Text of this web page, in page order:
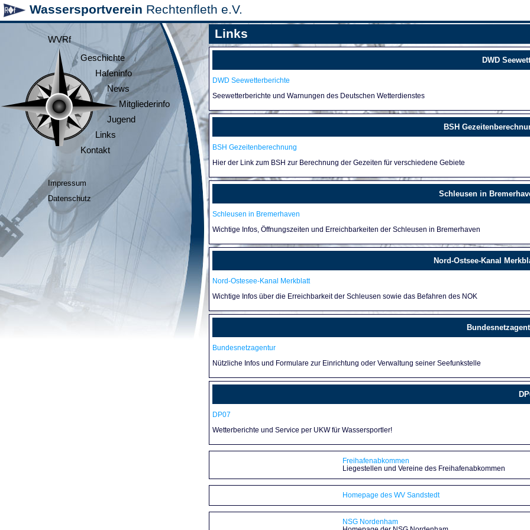
Wassersportverein Rechtenfleth e.V.
WVRf
Geschichte
Hafeninfo
News
Mitgliederinfo
Jugend
Links
Kontakt
Impressum
Datenschutz
Links
DWD
DWD Seewetterberichte
Seewetterberichte und Warnungen des Deutschen Wetterdienstes
BSH
BSH Gezeitenberechnung
Hier der Link zum BSH zur Berechnung der Gezeiten für verschiedene Gebiete
Schleusen in
Schleusen in Bremerhaven
Wichtige Infos, Öffnungszeiten und Erreichbarkeiten der Schleusen in Bremerhaven
Nord-Ostsee-Kanal
Nord-Ostesee-Kanal Merkblatt
Wichtige Infos über die Erreichbarkeit der Schleusen sowie das Befahren des NOK
Bundesnetzagentur
Nützliche Infos und Formulare zur Einrichtung oder Verwaltung seiner Seefunkstelle
DP07
Wetterberichte und Service per UKW für Wassersportler!
Freihafenabkommen
Liegestellen und Vereine des Freihafenabkommen
Homepage des WV Sandstedt
NSG Nordenham